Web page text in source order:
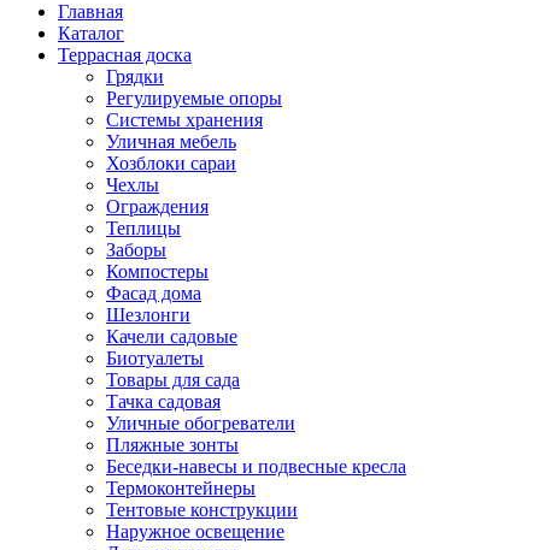
Главная
Каталог
Террасная доска
Грядки
Регулируемые опоры
Системы хранения
Уличная мебель
Хозблоки сараи
Чехлы
Ограждения
Теплицы
Заборы
Компостеры
Фасад дома
Шезлонги
Качели садовые
Биотуалеты
Товары для сада
Тачка садовая
Уличные обогреватели
Пляжные зонты
Беседки-навесы и подвесные кресла
Термоконтейнеры
Тентовые конструкции
Наружное освещение